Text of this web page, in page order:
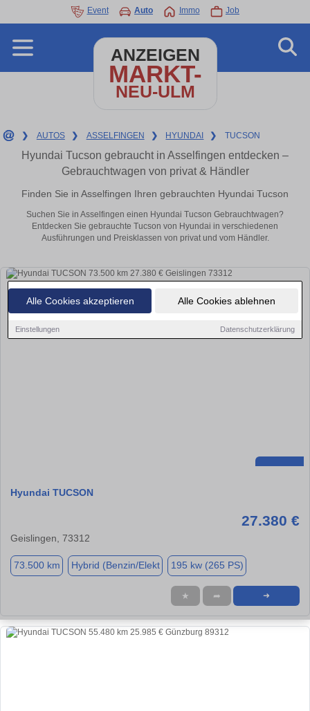
Alle Cookies akzeptieren Alle Cookies ablehnen
Einstellungen Datenschutzerklärung
Event Auto Immo Job
ANZEIGEN
MARKT-
NEU-ULM
❯ AUTOS ❯ ASSELFINGEN ❯ HYUNDAI ❯ TUCSON
Hyundai Tucson gebraucht in Asselfingen entdecken –
Gebrauchtwagen von privat & Händler
Finden Sie in Asselfingen Ihren gebrauchten Hyundai Tucson
Suchen Sie in Asselfingen einen Hyundai Tucson Gebrauchtwagen?
Entdecken Sie gebrauchte Tucson von Hyundai in verschiedenen
Ausführungen und Preisklassen von privat und vom Händler.
Hyundai TUCSON
27.380 €
Geislingen, 73312
73.500 km Hybrid (Benzin/Elekt 195 kw (265 PS)
★ ➦ ➜